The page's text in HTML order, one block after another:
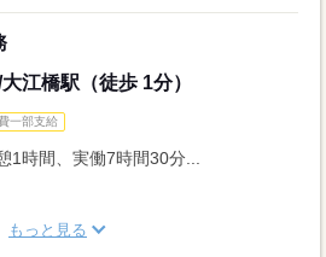
江橋駅（徒歩 1分）
一部支給
1時間、実働7時間30分...
もっと見る